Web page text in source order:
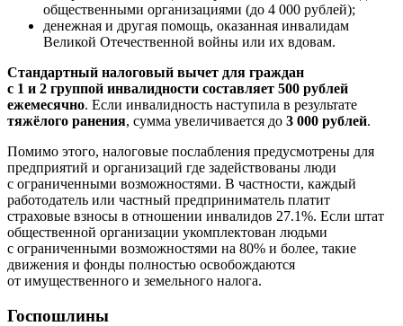
общественными организациями (до 4 000 рублей);
денежная и другая помощь, оказанная инвалидам
Великой Отечественной войны или их вдовам.
Стандартный налоговый вычет для граждан
с 1 и 2 группой инвалидности составляет 500 рублей
ежемесячно. Если инвалидность наступила в результате
тяжёлого ранения, сумма увеличивается до 3 000 рублей.
Помимо этого, налоговые послабления предусмотрены для
предприятий и организаций где задействованы люди
с ограниченными возможностями. В частности, каждый
работодатель или частный предприниматель платит
страховые взносы в отношении инвалидов 27.1%. Если штат
общественной организации укомплектован людьми
с ограниченными возможностями на 80% и более, такие
движения и фонды полностью освобождаются
от имущественного и земельного налога.
Госпошлины